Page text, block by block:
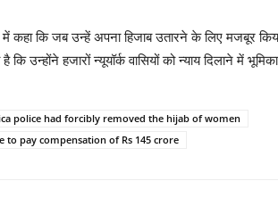
कहा कि जब उन्हें अपना हिजाब उतारने के लिए मजबूर
कि उन्होंने हजारों न्यूयॉर्क वासियों को न्याय दिलाने में
police had forcibly removed the hijab of women
to pay compensation of Rs 145 crore